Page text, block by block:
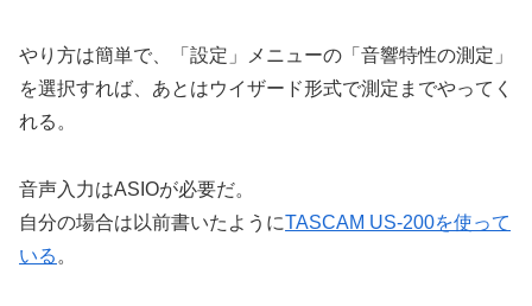
やり方は簡単で、「設定」メニューの「音響特性の測定」
を選択すれば、あとはウイザード形式で測定までやってく
れる。
音声入力はASIOが必要だ。
自分の場合は以前書いたようにTASCAM US-200を使って
いる 。